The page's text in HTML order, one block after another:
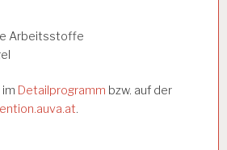
Arbeitsstoffe
Detailprogramm bzw. auf der
.